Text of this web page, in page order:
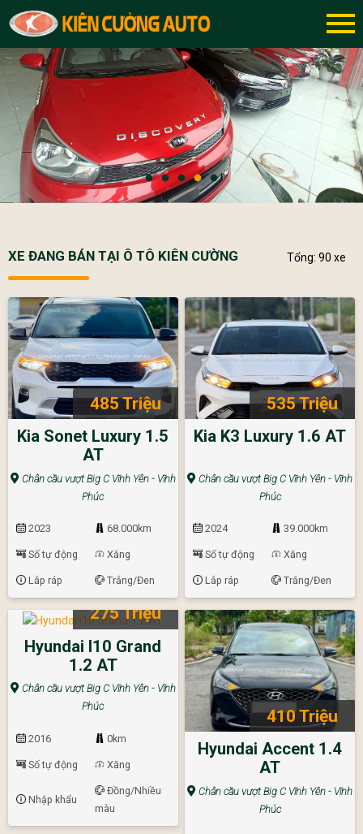
XE ĐANG BÁN TẠI Ô TÔ KIÊN CƯỜNG Tổng: 90 xe
485 Triệu
Kia Sonet Luxury 1.5
AT
Chân cầu vượt Big C Vĩnh Yên - Vĩnh
Phúc
2023 68.000km
Số tự động Xăng
Lắp ráp Trắng/Đen
535 Triệu
Kia K3 Luxury 1.6 AT
Chân cầu vượt Big C Vĩnh Yên - Vĩnh
Phúc
2024 39.000km
Số tự động Xăng
Lắp ráp Trắng/Đen
275 Triệu
Hyundai I10 Grand
1.2 AT
Chân cầu vượt Big C Vĩnh Yên - Vĩnh
Phúc
2016 0km
Số tự động Xăng
Nhập khẩu
Đồng/Nhiều
màu
410 Triệu
Hyundai Accent 1.4
AT
Chân cầu vượt Big C Vĩnh Yên - Vĩnh
Phúc